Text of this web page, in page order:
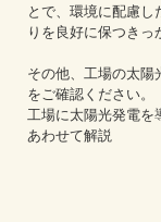
とで、環境に配慮
りを良好に保つきっ
その他、工場の太陽
をご確認ください。
工場に太陽光発電を
あわせて解説